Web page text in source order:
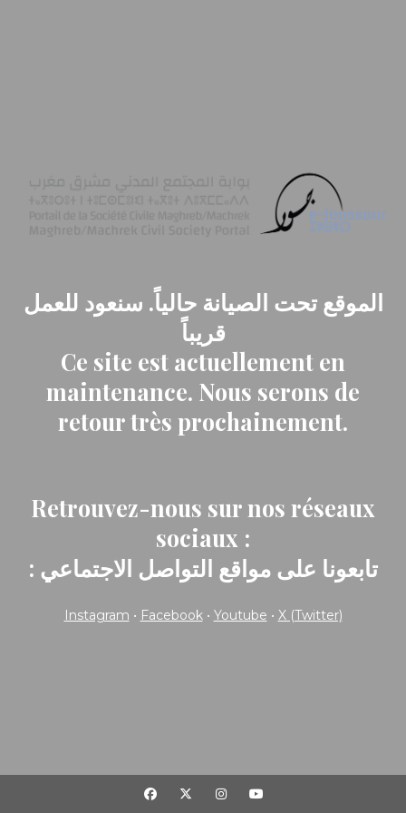
الموقع تحت الصيانة حالياً. سنعود للعمل
قريباً
Ce site est actuellement en
maintenance. Nous serons de
retour très prochainement.
Retrouvez-nous sur nos réseaux
sociaux :
: تابعونا على مواقع التواصل الاجتماعي
Instagram • Facebook• Youtube • X (Twitter)